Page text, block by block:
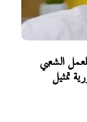
الشعبي
تمثيل